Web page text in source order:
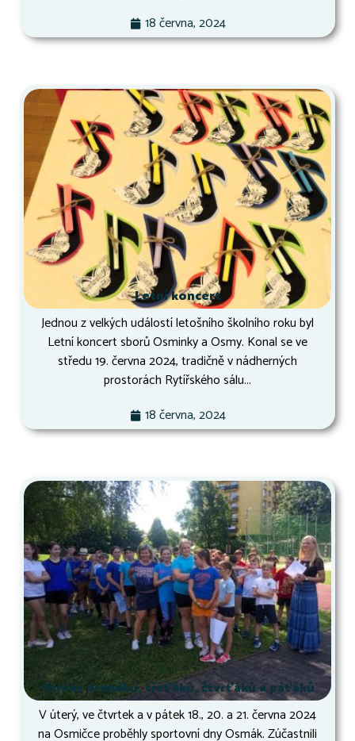
18 června, 2024
Letní koncert
Jednou z velkých událostí letošního školního roku byl
Letní koncert sborů Osminky a Osmy. Konal se ve
středu 19. června 2024, tradičně v nádherných
prostorách Rytířského sálu...
18 června, 2024
Osmák druháků, třeťáků, čtvrťáků a páťáků
V úterý, ve čtvrtek a v pátek 18., 20. a 21. června 2024
na Osmičce proběhly sportovní dny Osmák. Zúčastnili